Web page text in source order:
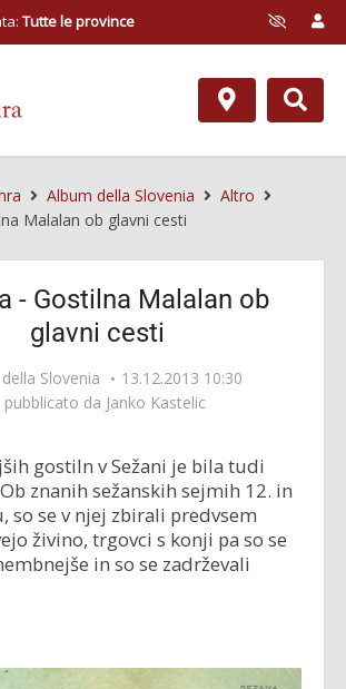
Tutte le province
Album della Slovenia
Altro
Malalan ob glavni cesti
- Gostilna Malalan ob
glavni cesti
Slovenia
13.12.2013 10:30
pubblicato da Janko Kastelic
gostiln v Sežani je bila tudi
znanih sežanskih sejmih 12. in
so se v njej zbirali predvsem
živino, trgovci s konji pa so se
in so se zadrževali